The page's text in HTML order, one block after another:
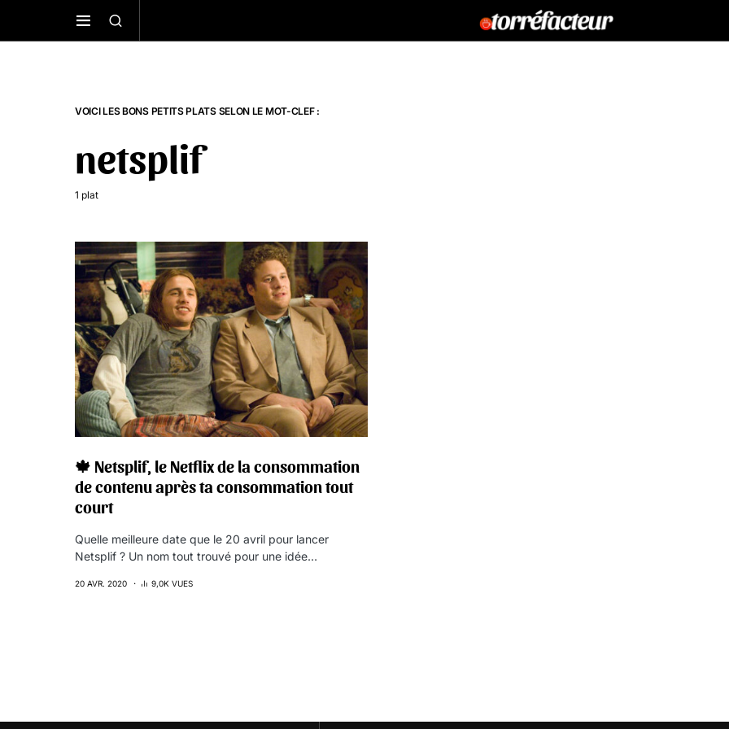
VOICI LES BONS PETITS PLATS SELON LE MOT-CLEF :
netsplif
1 plat
🍁 Netsplif, le Netflix de la consommation
de contenu après ta consommation tout
court
Quelle meilleure date que le 20 avril pour lancer
Netsplif ? Un nom tout trouvé pour une idée…
20 AVR. 2020 9,0K VUES